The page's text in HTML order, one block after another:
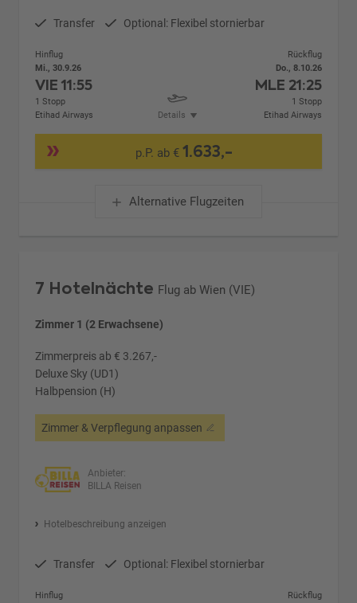
Transfer Optional: Flexibel stornierbar
Hinflug
Mi., 30.9.26
VIE11:55
1 Stopp
Etihad Airways
Details
Rückflug
Do., 8.10.26
MLE 21:25
1 Stopp
Etihad Airways
p.P. ab €1.633,-
Alternative Flugzeiten
7 Hotelnächte Flug ab Wien (VIE)
Zimmer 1 (2 Erwachsene)
Zimmerpreis ab € 3.267,-
Deluxe Sky (UD1)
Halbpension (H)
Zimmer & Verpflegung anpassen
Anbieter:
BILLA Reisen
Hotelbeschreibung anzeigen
Transfer Optional: Flexibel stornierbar
Hinflug
Rückflug